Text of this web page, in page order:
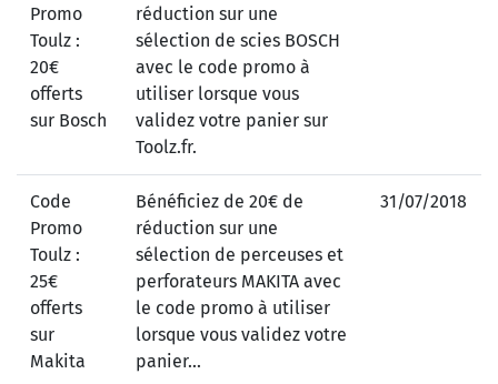
Promo
Toulz :
20€
offerts
sur Bosch
réduction sur une
sélection de scies BOSCH
avec le code promo à
utiliser lorsque vous
validez votre panier sur
Toolz.fr.
Code
Promo
Toulz :
25€
offerts
sur
Makita
Bénéficiez de 20€ de
réduction sur une
sélection de perceuses et
perforateurs MAKITA avec
le code promo à utiliser
lorsque vous validez votre
panier...
31/07/2018